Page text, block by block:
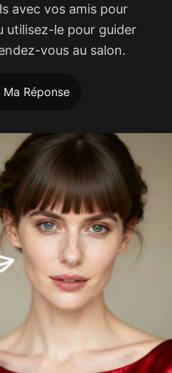
avec vos amis pour
utilisez-le pour guider
vous au salon.
Réponse